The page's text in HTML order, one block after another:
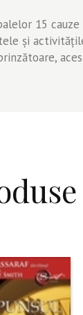
15
şi